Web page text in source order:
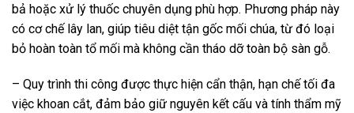
bả hoặc xử lý thuốc chuyên dụng phù hợp. Phương pháp này
có cơ chế lây lan, giúp tiêu diệt tận gốc mối chúa, từ đó loại
bỏ hoàn toàn tổ mối mà không cần tháo dỡ toàn bộ sàn gỗ.
– Quy trình thi công được thực hiện cẩn thận, hạn chế tối đa
việc khoan cắt, đảm bảo giữ nguyên kết cấu và tính thẩm mỹ